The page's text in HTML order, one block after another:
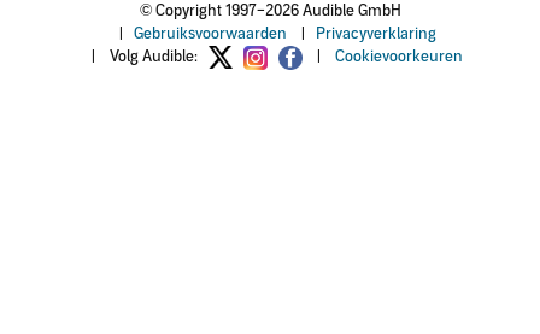
© Copyright 1997–2026 Audible GmbH
Gebruiksvoorwaarden
Privacyverklaring
Volg Audible: Cookievoorkeuren